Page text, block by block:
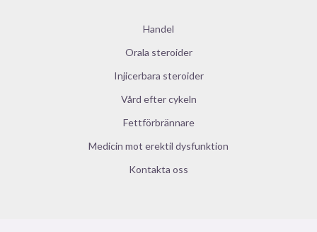
Handel
Orala steroider
Injicerbara steroider
Vård efter cykeln
Fettförbrännare
Medicin mot erektil dysfunktion
Kontakta oss